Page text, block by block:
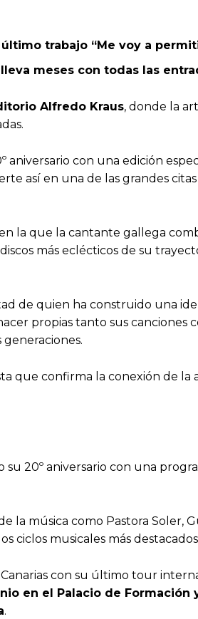
trabajo “Me voy a
meses con todas las
Alfredo Kraus, donde la
aniversario con una edición
así en una de las grandes
la que la cantante gallega
más eclécticos de su
de quien ha construido una
propias tanto sus canciones
que confirma la conexión de la
su 20º aniversario con una
la música como Pastora Soler,
ciclos musicales más
con su último tour
en el Palacio de Formación
.